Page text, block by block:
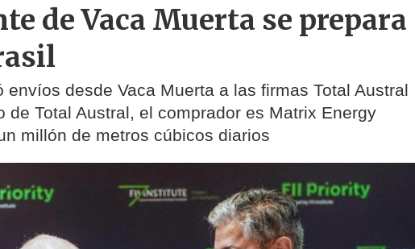
de Vaca Muerta se prepara
desde Vaca Muerta a las firmas Total Austral
de Total Austral, el comprador es Matrix Energy
millón de metros cúbicos diarios